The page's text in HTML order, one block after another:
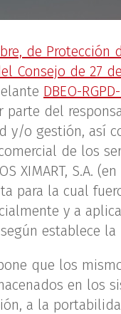
de Protección
Consejo de 27
DBEO-
del
o gestión, así
de los
XIMART, S.A.
para la cual
y a
establece
que los
en los
a la